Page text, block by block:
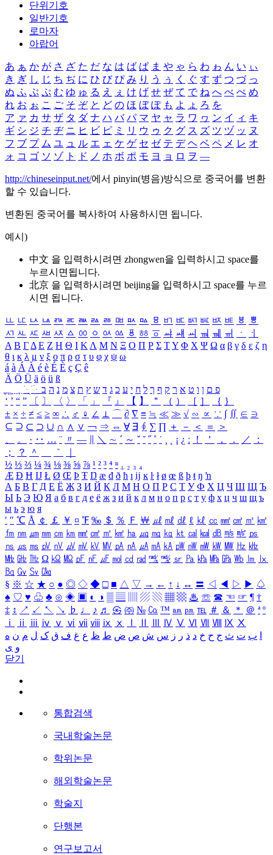
단위기호
일반기호
로마자
아랍어
あ ぁ か が さ ざ た だ な は ば ぱ ま や ゃ ら わ ゎ ん い ぃ
き ぎ し じ ち ぢ に ひ び ぴ み り う ぅ く ぐ す ず つ づ っ
ぬ ふ ぶ ぷ む ゆ ゅ る え ぇ け げ せ ぜ て で ね へ べ ぺ め
れ お ぉ こ ご そ ぞ と ど の ほ ぼ ぽ も よ ょ ろ を
ア ァ カ サ ザ タ ダ ナ ハ バ パ マ ヤ ャ ラ ワ ヮ ン イ ィ キ
ギ シ ジ チ ヂ ニ ヒ ビ ピ ミ リ ウ ゥ ク グ ス ズ ツ ヅ ッ ヌ
フ ブ プ ム ユ ュ ル エ ェ ケ ゲ セ ゼ テ デ ヘ ベ ペ メ レ オ
ォ コ ゴ ソ ゾ ト ド ノ ホ ボ ポ モ ヨ ョ ロ ヲ ―
http://chineseinput.net/에서 pinyin(병음)방식으로 중국어를 변환
할 수 있습니다.
변환된 중국어를 복사하여 사용하시면 됩니다.
예시)
中文 을 입력하시려면 zhongwen을 입력하시고 space를
누르시면됩니다.
北京 을 입력하시려면 beijing을 입력하시고 space를 누르
시면 됩니다.
ㅥ ㅦ ㅧ ㅨ ㅩ ㅪ ㅫ ㅬ ㅭ ㅮ ㅯ ㅰ ㅱ ㅲ ㅳ ㅴ ㅵ ㅶ ㅷ ㅸ
ㅹ
ㅺ ㅻ ㅼ ㅽ ㅾ ㅿ ㆀ ㆁ ㆂ ㆃ ㆄ ㆅ ㆆ ㆇ ㆈ ㆉ ㆊ ㆋ ㆌ ㆍ
ㆎ
Α Β ΓΔ Ε Ζ Η Θ Ι ΚΛ Μ Ν Ξ Ο Π Ρ Σ ΤΥ Φ Χ Ψ Ω α β γ δ ε ζ η
θ ι κ λ μ ν ξ ο π ρ σ τ υ φ χ ψ ω
á à Á À é è É È ç Ç ê
Ä Ö Ü ä ö ü ß
ִֶֹ ֻּ ׁׂ פ ם ן ו ט א ר ק ף ך ל ח י ע כ ג ד ש ץ ת צ מ נ ה ב
‘ ’ “ ” 〔 〕 〈 〉 「 」 『 』 【 】 ＂ （ ） ［ ］ ｛ ｝
± × ÷ ≠ ≤ ≥ ∞ ∴ ♂ ♀ ∠ ⊥ ⌒ ∂ ∇ ≡ ≒ ≪ ≫ √ ∽ ∝ ∵ ∫ ∬ ∈ ∋
⊆ ⊇ ⊂ ⊃ ∪ ∩ ∧ ∨ ￢ ⇒ ⇔ ∀ ∃ ∮ ∑ ∏ ＋ － ＜ ＝
＞
、
。 · ‥ … ¨ 〃 ― ＼ ∼ ´ ～ ˇ ˘ ˝ ˚ ˙ ¸ ¡ ¿ ː ！ ＇ ， ． ／
：
；
？ ＾ ｀
½ ⅓ ⅔ ¼ ¾ ⅛ ⅜ ⅝ ⅞ ¹ ² ³ ⁴ ⁿ ₁ ₂ ₃ ₄
Æ Ð Ħ Ĳ Ł Ø Œ Þ Ŧ Ŋ æ đ ð ħ ı ĳ ĸ ŀ ł ø œ ß þ ŧ ŋ ŉ
А Б В Г Д Е Ё Ж З И Й К Л М Н О П Р С Т У Ф Х Ц Ч Ш Щ Ъ
Ы Ь Э Ю Я а б в г д е ё ж з и й к л м н о п р с т у ф х ц ч ш щ ъ
ы ь э ю я
′ ″ ℃ Å ￠ ￡ ￥ ¤ ℉ ‰ ＄ ％ Ｆ ￦ ㎕ ㎖ ㎗ ℓ ㎘ ㏄ ㎣ ㎤ ㎥ ㎦
㎙ ㎚ ㎛ ㎜ ㎝ ㎞ ㎟ ㎠ ㎡ ㎢ ㏊ ㎍ ㎎ ㎏ ㏏ ㎈ ㎉ ㏈ ㎧ ㎨ ㎰
㎱ ㎲ ㎳ ㎴ ㎵ ㎶ ㎷ ㎸ ㎹ ㎀ ㎁ ㎂ ㎃ ㎄ ㎺ ㎻ ㎽ ㎾ ㎿ ㎐ ㎑
㎒ ㎓ ㎔ Ω ㏀ ㏁ ㎊ ㎋ ㎌ ㏖ ㏅ ㎭ ㎮ ㎯ ㏛ ㎩ ㎪ ㎫ ㎬ ㏝ ㏐
㏓
㏃ ㏉ ㏜ ㏆
§ ※ ☆ ★ ○ ● ◎ ◇ ◆ □ ■ △ ▽ → ← ↑ ↓ ↔ 〓 ◁ ◀ ▷ ▶ ♤
♠ ♡ ♥ ♧ ♣ ⊙ ◈ ▣ ◐ ◑ ▒ ▤ ▨ ▧ ▦ ▩ ♨ ☏ ☎ ☜ ☞ ¶ †
‡ ↕ ↗ ↙ ↖ ↘ ♭ ♩ ♪ ♬ ㉿ ㈜ № ㏇ ™ ㏂ ㏘ ℡ ＃ ＆ ＊ ＠ ª º
ⅰ
ⅱ ⅲ ⅳ ⅴ ⅵ ⅶ ⅷ ⅸ ⅹ Ⅳ Ⅴ Ⅵ Ⅶ Ⅷ Ⅸ Ⅹ
ب ت ث ج ح خ د ذ ر ز س ش ص ض ط ظ ع غ ف ق ک ل م ن ه
و ی
닫기
통합검색
국내학술논문
학위논문
해외학술논문
학술지
단행본
연구보고서